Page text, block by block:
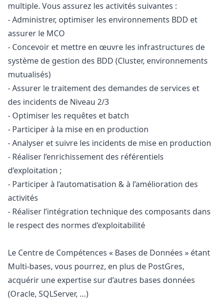
multiple. Vous assurez les activités suivantes :
- Administrer, optimiser les environnements BDD et
assurer le MCO
- Concevoir et mettre en œuvre les infrastructures de
système de gestion des BDD (Cluster, environnements
mutualisés)
- Assurer le traitement des demandes de services et
des incidents de Niveau 2/3
- Optimiser les requêtes et batch
- Participer à la mise en en production
- Analyser et suivre les incidents de mise en production
- Réaliser l’enrichissement des référentiels
d’exploitation ;
- Participer à l’automatisation & à l’amélioration des
activités
- Réaliser l’intégration technique des composants dans
le respect des normes d’exploitabilité
Le Centre de Compétences « Bases de Données » étant
Multi-bases, vous pourrez, en plus de PostGres,
acquérir une expertise sur d’autres bases données
(Oracle, SQLServer, …)